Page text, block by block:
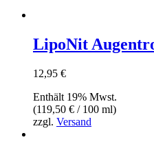
LipoNit
12,95 €
Enthält 19% Mwst.
(119,50 € / 100 ml)
zzgl. Versand